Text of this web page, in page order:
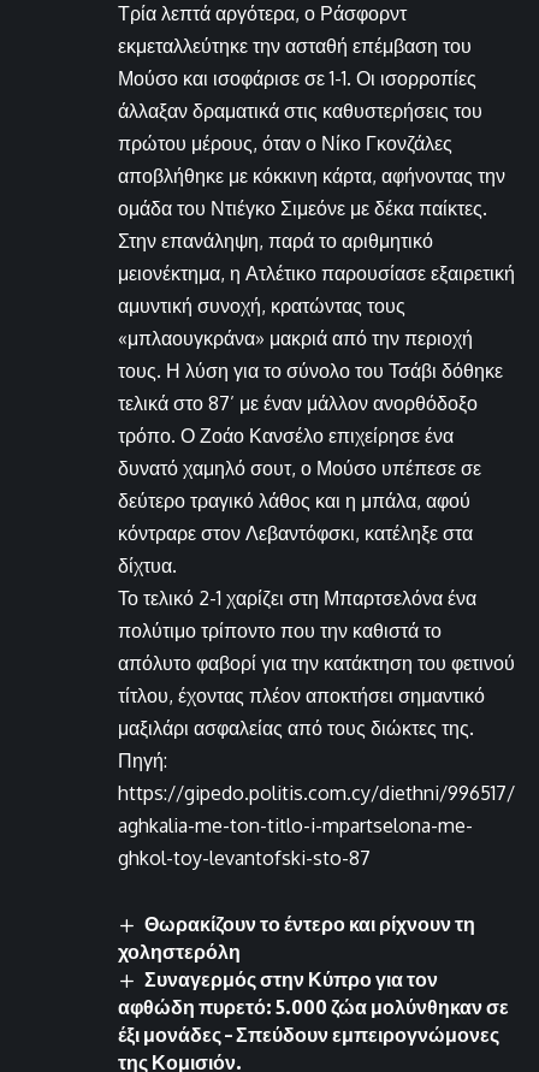
Τρία λεπτά αργότερα, ο Ράσφορντ
εκμεταλλεύτηκε την ασταθή επέμβαση του
Μούσο και ισοφάρισε σε 1-1. Οι ισορροπίες
άλλαξαν δραματικά στις καθυστερήσεις του
πρώτου μέρους, όταν ο Νίκο Γκονζάλες
αποβλήθηκε με κόκκινη κάρτα, αφήνοντας την
ομάδα του Ντιέγκο Σιμεόνε με δέκα παίκτες.
Στην επανάληψη, παρά το αριθμητικό
μειονέκτημα, η Ατλέτικο παρουσίασε εξαιρετική
αμυντική συνοχή, κρατώντας τους
«μπλαουγκράνα» μακριά από την περιοχή
τους. Η λύση για το σύνολο του Τσάβι δόθηκε
τελικά στο 87’ με έναν μάλλον ανορθόδοξο
τρόπο. Ο Ζοάο Κανσέλο επιχείρησε ένα
δυνατό χαμηλό σουτ, ο Μούσο υπέπεσε σε
δεύτερο τραγικό λάθος και η μπάλα, αφού
κόντραρε στον Λεβαντόφσκι, κατέληξε στα
δίχτυα.
Το τελικό 2-1 χαρίζει στη Μπαρτσελόνα ένα
πολύτιμο τρίποντο που την καθιστά το
απόλυτο φαβορί για την κατάκτηση του φετινού
τίτλου, έχοντας πλέον αποκτήσει σημαντικό
μαξιλάρι ασφαλείας από τους διώκτες της.
Πηγή:
https://gipedo.politis.com.cy/diethni/996517/
aghkalia-me-ton-titlo-i-mpartselona-me-
ghkol-toy-levantofski-sto-87
Θωρακίζουν το έντερο και ρίχνουν τη
χοληστερόλη
Συναγερμός στην Κύπρο για τον
αφθώδη πυρετό: 5.000 ζώα μολύνθηκαν σε
έξι μονάδες – Σπεύδουν εμπειρογνώμονες
της Κομισιόν.